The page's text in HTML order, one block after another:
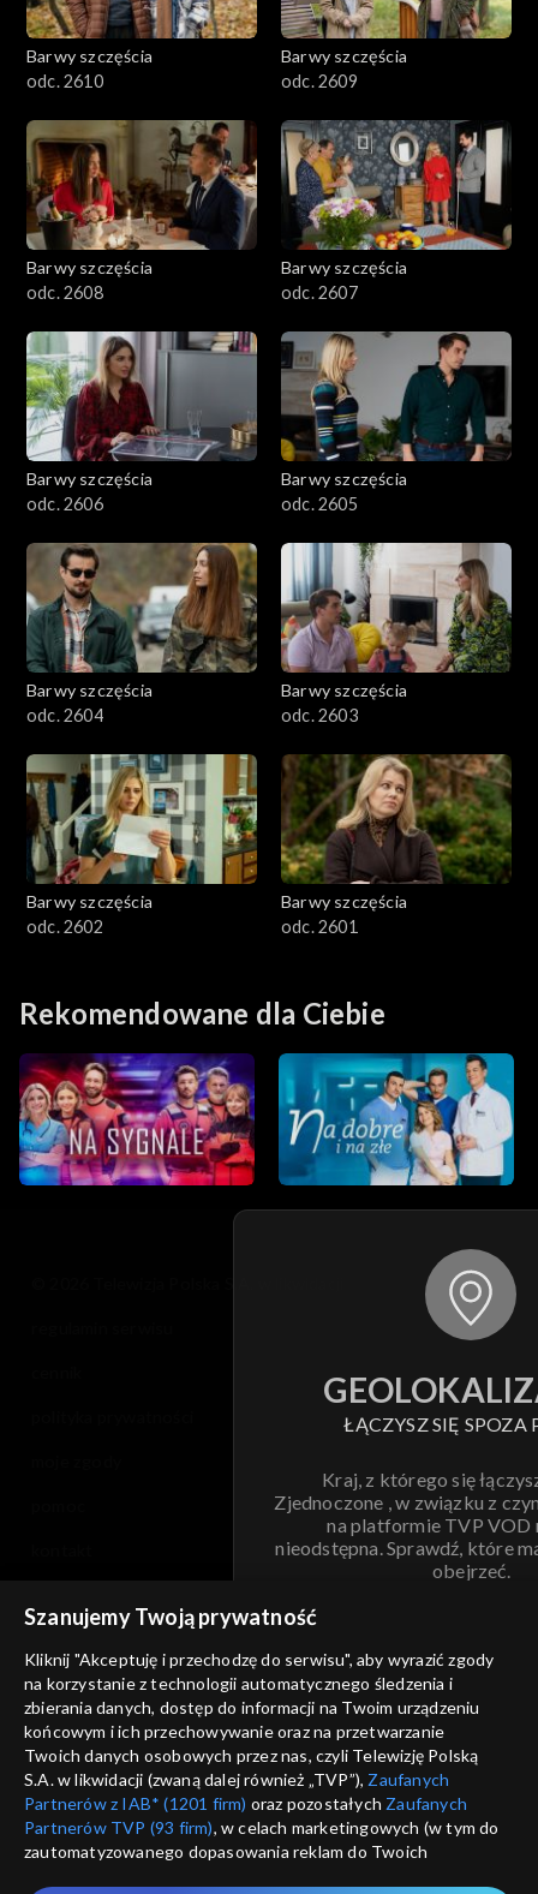
Barwy szczęścia
odc. 2610
Barwy szczęścia
odc. 2609
Barwy szczęścia
odc. 2608
Barwy szczęścia
odc. 2607
Barwy szczęścia
odc. 2606
Barwy szczęścia
odc. 2605
Barwy szczęścia
odc. 2604
Barwy szczęścia
odc. 2603
Barwy szczęścia
odc. 2602
Barwy szczęścia
odc. 2601
Rekomendowane dla Ciebie
ŁĄCZYSZ SIĘ SPOZA
Kraj, z którego się
Zjednoczone , w związku z
na platformie TVP VOD
nieodstępna. Sprawdź, które
obejrzeć.
ANULUJ
informacje o dostawcy usług
Szanujemy Twoją prywatność
Kliknij "Akceptuję i przechodzę do serwisu", aby wyrazić zgody
na korzystanie z technologii automatycznego śledzenia i
zbierania danych, dostęp do informacji na Twoim urządzeniu
końcowym i ich przechowywanie oraz na przetwarzanie
Twoich danych osobowych przez nas, czyli Telewizję Polską
S.A. w likwidacji (zwaną dalej również „TVP”), Zaufanych
Partnerów z IAB* (1201 firm) oraz pozostałych Zaufanych
Partnerów TVP (93 firm), w celach marketingowych (w tym do
zautomatyzowanego dopasowania reklam do Twoich